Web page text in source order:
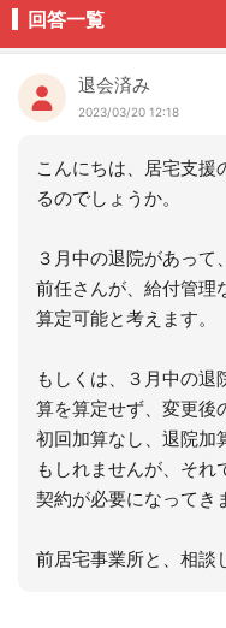
回答一覧
退会済み
2023/03/20 12:18
こんにちは、居宅支援
るのでしょうか。
３月中の退院があって
前任さんが、給付管理
算定可能と考えます。
もしくは、３月中の退
算を算定せず、変更後
初回加算なし、退院加
もしれませんが、そ
契約が必要になってき
前居宅事業所と、相談